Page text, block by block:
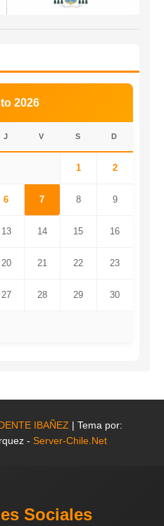
2026
J V S D
1 2
6 7 8 9
13 14 15 16
20 21 22 23
27 28 29 30
IBAÑEZ | Tema por:
- Server-Chile.Net
Sociales